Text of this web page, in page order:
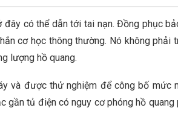
có thể dẫn tới tai nạn. Đồng phục
cơ học thông thường. Nó không phải
lượng hồ quang.
và được thử nghiệm để công bố mức
gần tủ điện có nguy cơ phóng hồ quang
Xếp hạng:
100%
Báo Giá
Đồng Phục
Lực Chất Liệu
EVN -